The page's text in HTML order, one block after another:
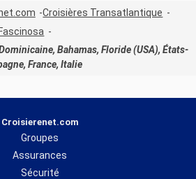
Croisières Transatlantique
Bahamas, Floride (USA), États-
France, Italie
Croisierenet.com
Groupes
Assurances
Sécurité